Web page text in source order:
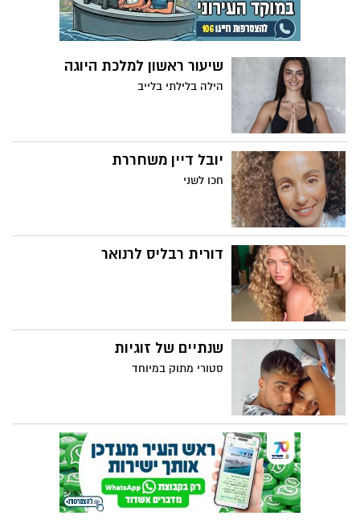
שיעור ראשון למלכת היוגה
הילה בלילתי בלייב
יובל דיין משחררת
חכו לשני
דורית רבליס לרנואר
שנתיים של זוגיות
סטורי מתוק במיוחד